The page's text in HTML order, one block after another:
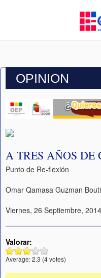
OPINION
A TRES AÑOS DE
Punto de Re-flexión
Omar Qamasa Guzman
Viernes, 26 Septiembre,
Valorar:
Average:2.3 (4votes)